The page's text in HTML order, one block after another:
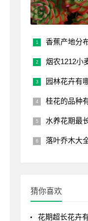
香蕉产地分
烟农1212小麦品种
园林花卉有哪
桂花的品种有多
水养花期最长的
落叶乔木大全
猜你喜欢
花期超长花卉